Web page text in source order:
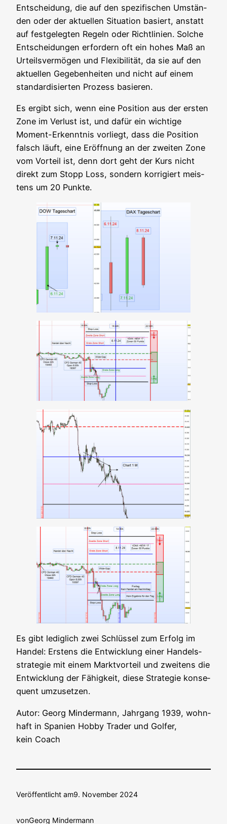
Ent­schei­dung, die auf den spe­zi­fi­schen Umstän­
den oder der aktu­el­len Situa­ti­on basiert, anstatt
auf fest­ge­leg­ten Regeln oder Richt­li­ni­en. Sol­che
Ent­schei­dun­gen erfor­dern oft ein hohes Maß an
Urteils­ver­mö­gen und Fle­xi­bi­li­tät, da sie auf den
aktu­el­len Gege­ben­hei­ten und nicht auf einem
stan­dar­di­sier­ten Pro­zess basieren.
Es ergibt sich, wenn eine Posi­ti­on aus der ers­ten
Zone im Ver­lust ist, und dafür ein wich­ti­ge
Moment-Erkennt­nis vor­liegt, dass die Posi­ti­on
falsch läuft, eine Eröff­nung an der zwei­ten Zone
vom Vor­teil ist, denn dort geht der Kurs nicht
direkt zum Stopp Loss, son­dern kor­ri­giert meis­
tens um 20 Punkte.
Es gibt ledig­lich zwei Schlüs­sel zum Erfolg im
Han­del: Ers­tens die Ent­wick­lung einer Han­dels­
stra­te­gie mit einem Markt­vor­teil und zwei­tens die
Ent­wick­lung der Fähig­keit, die­se Stra­te­gie kon­se­
quent umzusetzen.
Autor: Georg Min­der­mann, Jahr­gang 1939, wohn­
haft in Spa­ni­en Hob­by Trader und Gol­fer,
kein Coach
Veröffentlicht am9. November 2024
vonGeorg Mindermann